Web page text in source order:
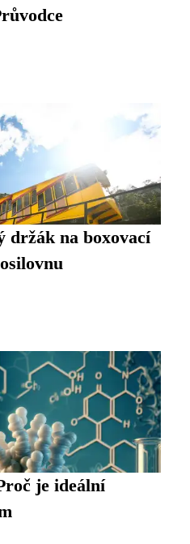
držák na boxovací
je ideální